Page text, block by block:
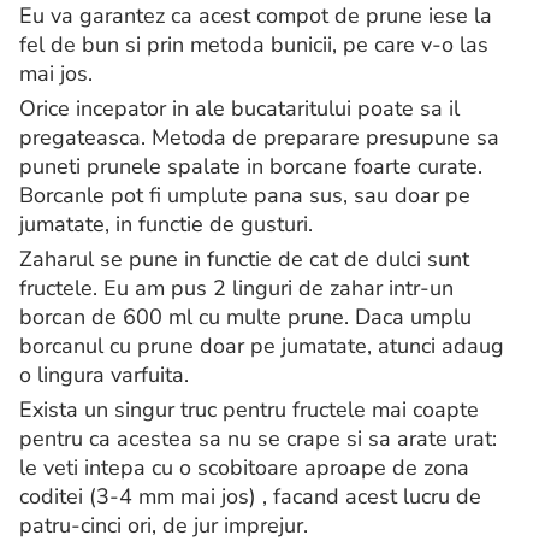
Eu va garantez ca acest compot de prune iese la
fel de bun si prin metoda bunicii, pe care v-o las
mai jos.
Orice incepator in ale bucataritului poate sa il
pregateasca. Metoda de preparare presupune sa
puneti prunele spalate in borcane foarte curate.
Borcanle pot fi umplute pana sus, sau doar pe
jumatate, in functie de gusturi.
Zaharul se pune in functie de cat de dulci sunt
fructele. Eu am pus 2 linguri de zahar intr-un
borcan de 600 ml cu multe prune. Daca umplu
borcanul cu prune doar pe jumatate, atunci adaug
o lingura varfuita.
Exista un singur truc pentru fructele mai coapte
pentru ca acestea sa nu se crape si sa arate urat:
le veti intepa cu o scobitoare aproape de zona
coditei (3-4 mm mai jos) , facand acest lucru de
patru-cinci ori, de jur imprejur.